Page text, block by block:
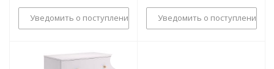
Уведомить о поступлении Уведомить о поступлении